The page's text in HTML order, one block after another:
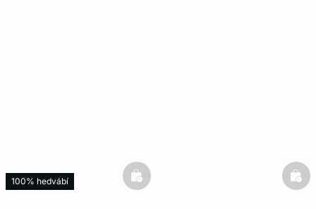
100% hedvábí basketfull